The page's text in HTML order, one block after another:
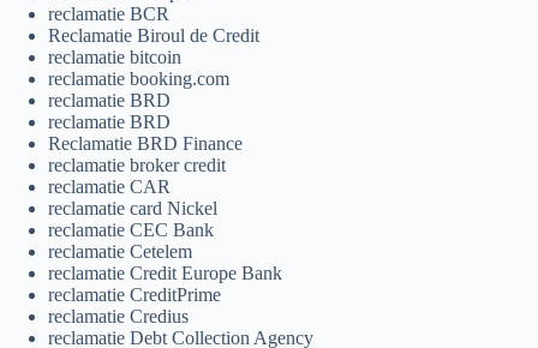
reclamatie BCR
Reclamatie Biroul de Credit
reclamatie bitcoin
reclamatie booking.com
reclamatie BRD
reclamatie BRD
Reclamatie BRD Finance
reclamatie broker credit
reclamatie CAR
reclamatie card Nickel
reclamatie CEC Bank
reclamatie Cetelem
reclamatie Credit Europe Bank
reclamatie CreditPrime
reclamatie Credius
reclamatie Debt Collection Agency